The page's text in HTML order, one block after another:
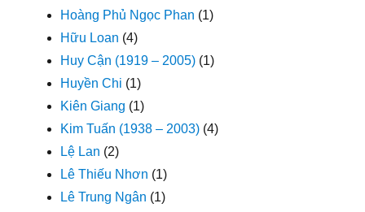
Hoàng Phủ Ngọc Phan (1)
Hữu Loan (4)
Huy Cận (1919 – 2005) (1)
Huyền Chi (1)
Kiên Giang (1)
Kim Tuấn (1938 – 2003) (4)
Lệ Lan (2)
Lê Thiếu Nhơn (1)
Lê Trung Ngân (1)